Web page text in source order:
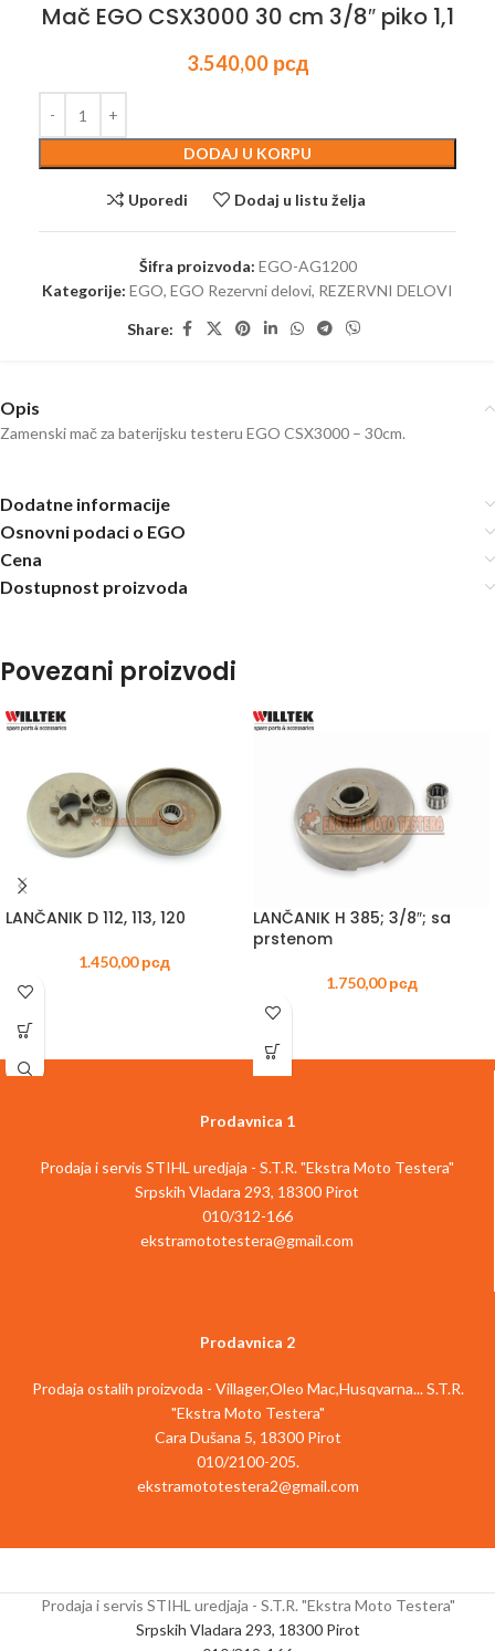
Mač EGO CSX3000 30 cm 3/8″ piko 1,1
3.540,00 рсд
DODAJ U KORPU
Uporedi Dodaj u listu želja
Šifra proizvoda: EGO-AG1200
Kategorije: EGO, EGO Rezervni delovi, REZERVNI DELOVI
Share:
Opis
Zamenski mač za baterijsku testeru EGO CSX3000 – 30cm.
Dodatne informacije
Osnovni podaci o EGO
Cena
Dostupnost proizvoda
Povezani proizvodi
LANČANIK D 112, 113, 120
1.450,00рсд
LANČANIK H 385; 3/8″; sa
prstenom
1.750,00рсд
Prodavnica 1
Prodaja i servis STIHL uredjaja - S.T.R. "Ekstra Moto Testera"
Srpskih Vladara 293, 18300 Pirot
010/312-166
ekstramototestera@gmail.com
Prodavnica 2
Prodaja ostalih proizvoda - Villager,Oleo Mac,Husqvarna... S.T.R.
"Ekstra Moto Testera"
Cara Dušana 5, 18300 Pirot
010/2100-205.
ekstramototestera2@gmail.com
Prodaja i servis STIHL uredjaja - S.T.R. "Ekstra Moto Testera"
Srpskih Vladara 293, 18300 Pirot